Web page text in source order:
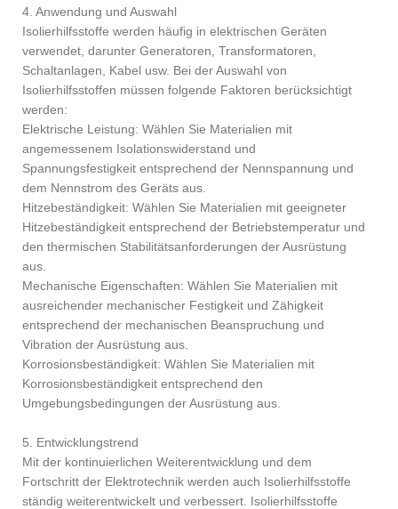
4. Anwendung und Auswahl
Isolierhilfsstoffe werden häufig in elektrischen Geräten
verwendet, darunter Generatoren, Transformatoren,
Schaltanlagen, Kabel usw. Bei der Auswahl von
Isolierhilfsstoffen müssen folgende Faktoren berücksichtigt
werden:
Elektrische Leistung: Wählen Sie Materialien mit
angemessenem Isolationswiderstand und
Spannungsfestigkeit entsprechend der Nennspannung und
dem Nennstrom des Geräts aus.
Hitzebeständigkeit: Wählen Sie Materialien mit geeigneter
Hitzebeständigkeit entsprechend der Betriebstemperatur und
den thermischen Stabilitätsanforderungen der Ausrüstung
aus.
Mechanische Eigenschaften: Wählen Sie Materialien mit
ausreichender mechanischer Festigkeit und Zähigkeit
entsprechend der mechanischen Beanspruchung und
Vibration der Ausrüstung aus.
Korrosionsbeständigkeit: Wählen Sie Materialien mit
Korrosionsbeständigkeit entsprechend den
Umgebungsbedingungen der Ausrüstung aus.
5. Entwicklungstrend
Mit der kontinuierlichen Weiterentwicklung und dem
Fortschritt der Elektrotechnik werden auch Isolierhilfsstoffe
ständig weiterentwickelt und verbessert. Isolierhilfsstoffe